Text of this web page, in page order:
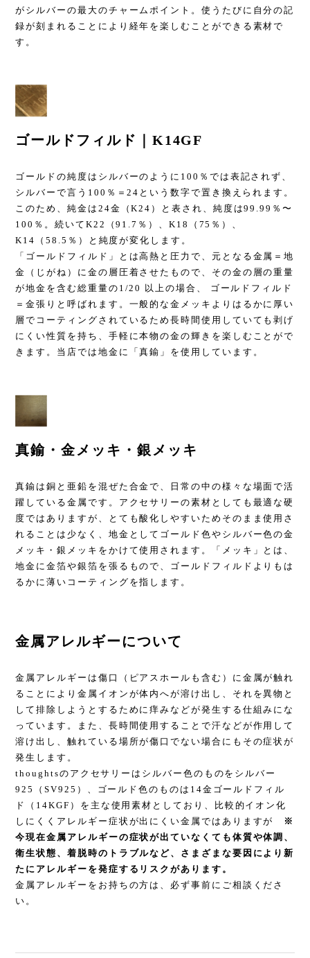
がシルバーの最大のチャームポイント。使うたびに自分の記
録が刻まれることにより経年を楽しむことができる素材で
す。
ゴールドフィルド｜K14GF
ゴールドの純度はシルバーのように100％では表記されず、
シルバーで言う100％＝24という数字で置き換えられます。
このため、純金は24金（K24）と表され、純度は99.99％〜
100％。続いてK22（91.7％）、K18（75％）、
K14（58.5％）と純度が変化します。
「ゴールドフィルド」とは高熱と圧力で、元となる金属＝地
金（じがね）に金の層圧着させたもので、その金の層の重量
が地金を含む総重量の1/20 以上の場合、 ゴールドフィルド
＝金張りと呼ばれます。一般的な金メッキよりはるかに厚い
層でコーティングされているため長時間使用していても剥げ
にくい性質を持ち、手軽に本物の金の輝きを楽しむことがで
きます。当店では地金に「真鍮」を使用しています。
真鍮・金メッキ・銀メッキ
真鍮は銅と亜鉛を混ぜた合金で、日常の中の様々な場面で活
躍している金属です。アクセサリーの素材としても最適な硬
度ではありますが、とても酸化しやすいためそのまま使用さ
れることは少なく、地金としてゴールド色やシルバー色の金
メッキ・銀メッキをかけて使用されます。「メッキ」とは、
地金に金箔や銀箔を張るもので、ゴールドフィルドよりもは
るかに薄いコーティングを指します。
金属アレルギーについて
金属アレルギーは傷口（ピアスホールも含む）に金属が触れ
ることにより金属イオンが体内へが溶け出し、それを異物と
して排除しようとするために痒みなどが発生する仕組みにな
っています。また、長時間使用することで汗などが作用して
溶け出し、触れている場所が傷口でない場合にもその症状が
発生します。
thoughtsのアクセサリーはシルバー色のものをシルバー
925（SV925）、ゴールド色のものは14金ゴールドフィル
ド（14KGF）を主な使用素材としており、比較的イオン化
しにくくアレルギー症状が出にくい金属ではありますが
※
今現在金属アレルギーの症状が出ていなくても体質や体調、
衛生状態、着脱時のトラブルなど、さまざまな要因により新
たにアレルギーを発症するリスクがあります。
金属アレルギーをお持ちの方は、必ず事前にご相談くださ
い。